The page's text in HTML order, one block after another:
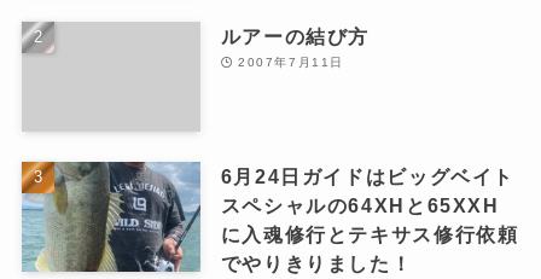
ルアーの結び方
2007年7月11日
6月24日ガイドはビッグベイト
スペシャルの64XHと65XXH
に入魂修行とテキサス修行依頼
でやりきりました！